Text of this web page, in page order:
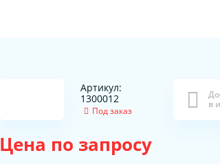
Артикул:
1300012
Под заказ
в
Цена по запросу